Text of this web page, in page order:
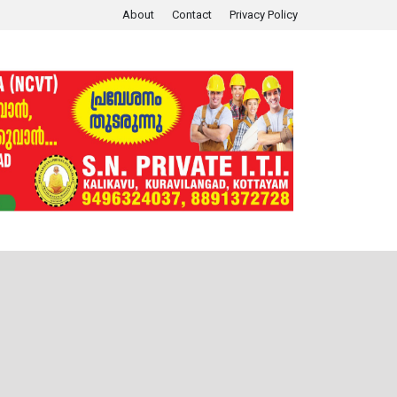
About Contact Privacy Policy